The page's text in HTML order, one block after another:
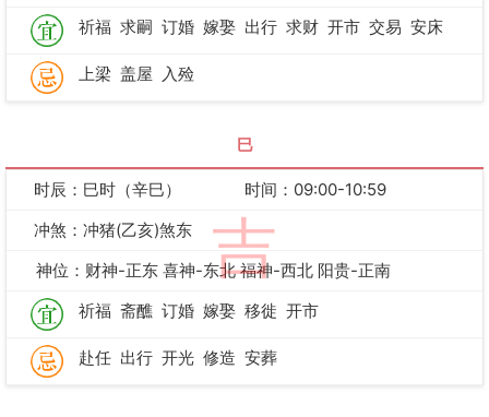
祈福 求嗣 订婚 嫁娶 出行 求财 开市 交易 安床
上梁 盖屋 入殓
巳
吉
时辰：巳时（辛巳）
时间：09:00-10:59
冲煞：冲猪(乙亥)煞东
神位：财神-正东 喜神-东北 福神-西北 阳贵-正南
祈福 斋醮 订婚 嫁娶 移徙 开市
赴任 出行 开光 修造 安葬